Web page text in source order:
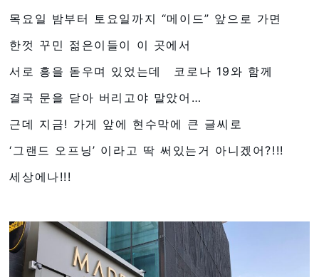
목요일 밤부터 토요일까지 “메이드” 앞으로 가면
한껏 꾸민 젊은이들이 이 곳에서
서로 흥을 돋우며 있었는데 코로나 19와 함께
결국 문을 닫아 버리고야 말았어…
근데 지금! 가게 앞에 현수막에 큰 글씨로
‘그랜드 오프닝’ 이라고 딱 써있는거 아니겠어?!!!
세상에나!!!